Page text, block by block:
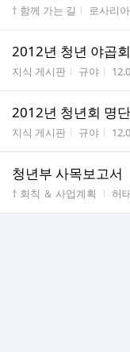
게시판명
† 함께 가는 길 작성자
로사리아
2012년 청년 야곱
게시판명
지식 게시판 작성자
규야 작
2012년 청년회 명
게시판명
지식 게시판 작성자
규야 작
청년부 사목보고서
게시판명
† 회칙 ＆ 사업계획 작
허